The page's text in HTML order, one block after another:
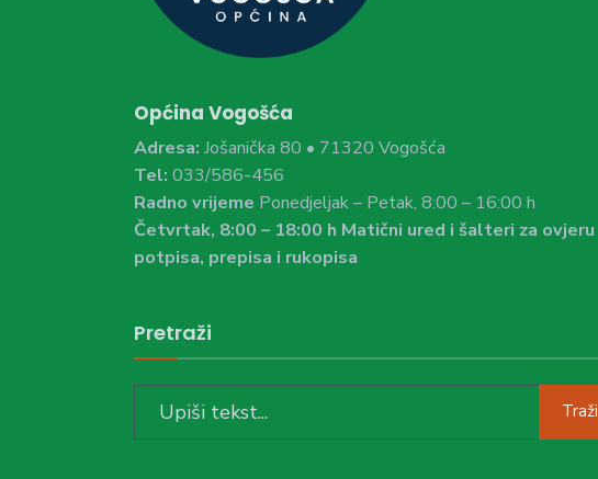
Općina Vogošća
Adresa: Jošanička 80 • 71320 Vogošća
Tel: 033/586-456
Radno vrijeme Ponedjeljak – Petak, 8:00 – 16:00 h
Četvrtak, 8:00 – 18:00 h Matični ured i šalteri za ovjeru
potpisa, prepisa i rukopisa
Pretraži
Traži